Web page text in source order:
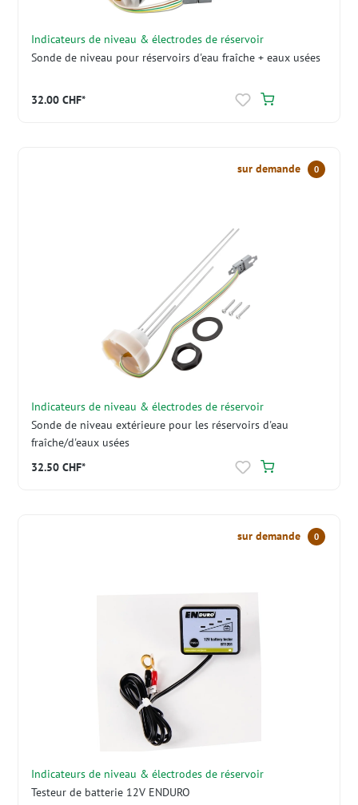
Indicateurs de niveau & électrodes de réservoir
Sonde de niveau pour réservoirs d'eau fraîche + eaux usées
32.00 CHF*
sur demande 0
Indicateurs de niveau & électrodes de réservoir
Sonde de niveau extérieure pour les réservoirs d'eau
fraîche/d'eaux usées
32.50 CHF*
sur demande 0
Indicateurs de niveau & électrodes de réservoir
Testeur de batterie 12V ENDURO